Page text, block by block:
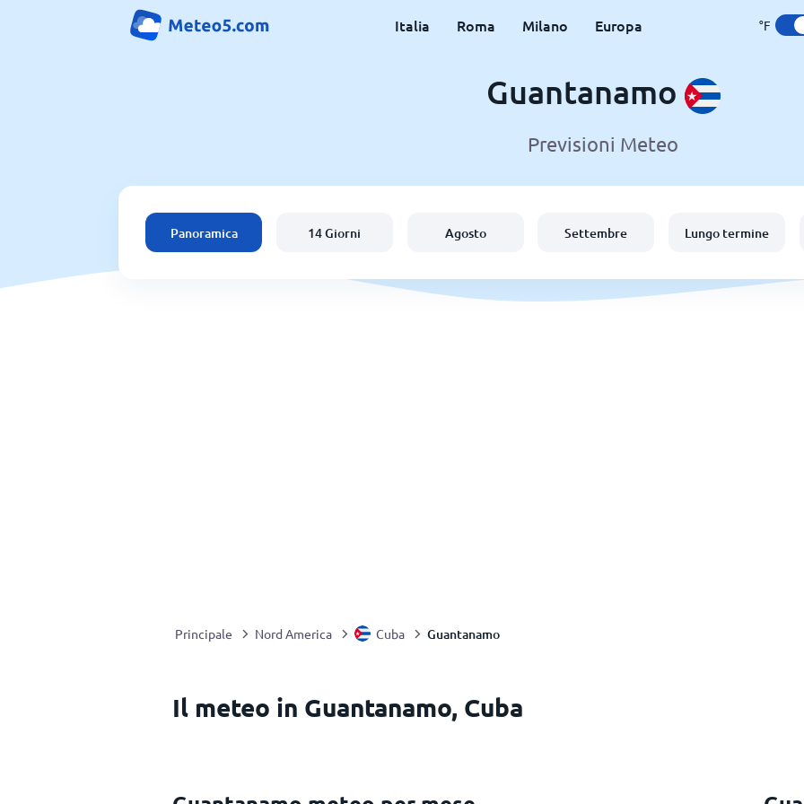
Italia Roma Milano Europa °F
Guantanamo
Previsioni Meteo
Panoramica 14 Giorni Agosto Settembre Lungo termine
Principale Nord America Cuba Guantanamo
Il meteo in Guantanamo, Cuba